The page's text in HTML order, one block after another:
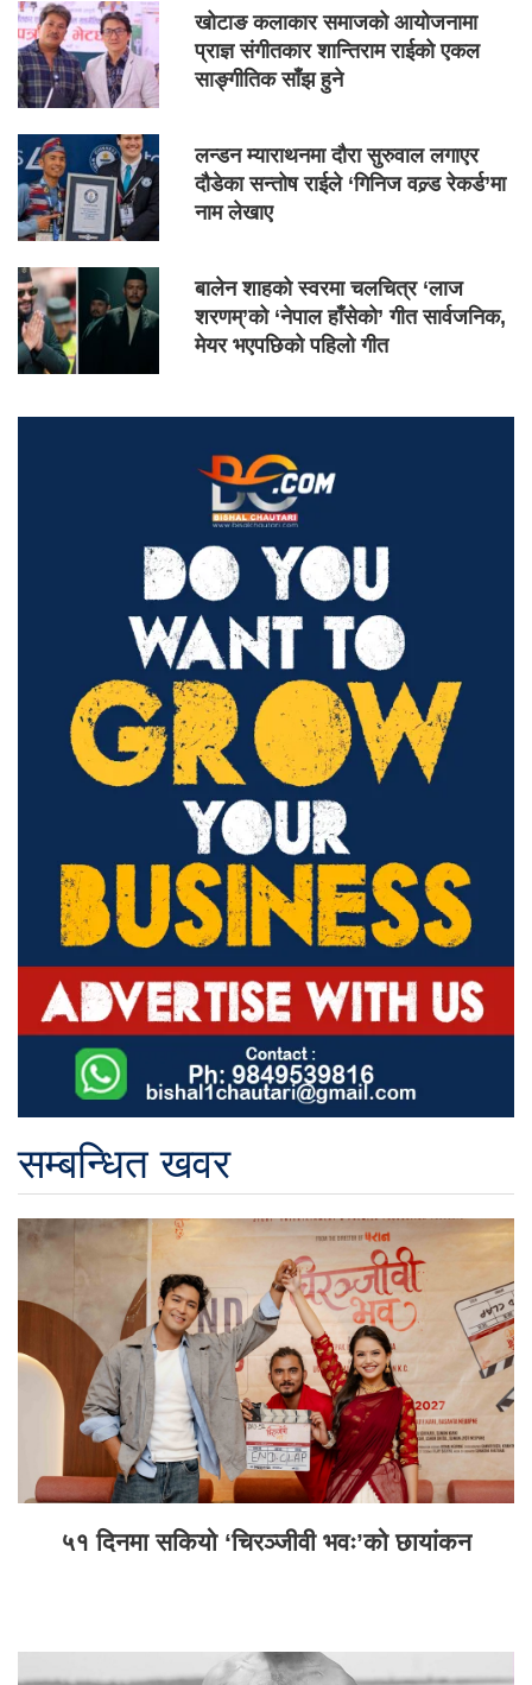
खोटाङ कलाकार समाजको आयोजनामा
प्राज्ञ संगीतकार शान्तिराम राईको एकल
साङ्गीतिक साँझ हुने
लन्डन म्याराथनमा दौरा सुरुवाल लगाएर
दौडेका सन्तोष राईले ‘गिनिज वल्र्ड रेकर्ड’मा
नाम लेखाए
बालेन शाहको स्वरमा चलचित्र ‘लाज
शरणम्’को ‘नेपाल हाँसेको’ गीत सार्वजनिक,
मेयर भएपछिको पहिलो गीत
सम्बन्धित खवर
५१ दिनमा सकियो ‘चिरञ्जीवी भवः’को छायांकन